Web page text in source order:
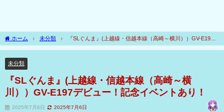
ホーム 未分類
『SLぐんま』(上越線・信越本線（高崎～横川））GV-E197
デビュー！記念イベントあり！
未分類
『SLぐんま』(上越線・信越本線（高崎～横
川））GV-E197デビュー！記念イベントあり！
2025年7月6日 2025年7月6日